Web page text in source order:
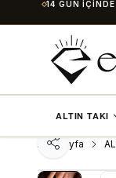
14 GÜN
ALTIN TAKI
Ana Sayfa
Paylaş